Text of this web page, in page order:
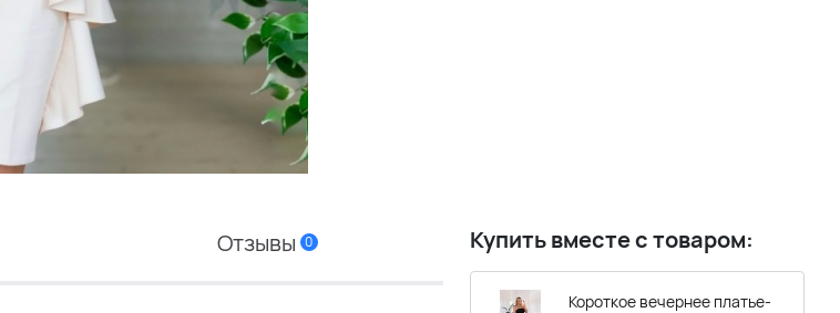
Купить вместе с товаром:
Короткое вечернее платье-
Отзывы 0